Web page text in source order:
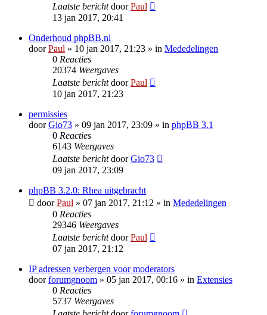
Laatste berichtdoorPaul
13 jan 2017, 20:41
Onderhoud phpBB.nl
doorPaul » 10 jan 2017, 21:23 » in Mededelingen
0 Reacties
20374 Weergaves
Laatste berichtdoorPaul
10 jan 2017, 21:23
permissies
doorGio73 » 09 jan 2017, 23:09 » in phpBB 3.1
0 Reacties
6143 Weergaves
Laatste berichtdoorGio73
09 jan 2017, 23:09
phpBB 3.2.0: Rhea uitgebracht
doorPaul » 07 jan 2017, 21:12 » in Mededelingen
0 Reacties
29346 Weergaves
Laatste berichtdoorPaul
07 jan 2017, 21:12
IP adressen verbergen voor moderators
doorforumgnoom » 05 jan 2017, 00:16 » in Extensies
0 Reacties
5737 Weergaves